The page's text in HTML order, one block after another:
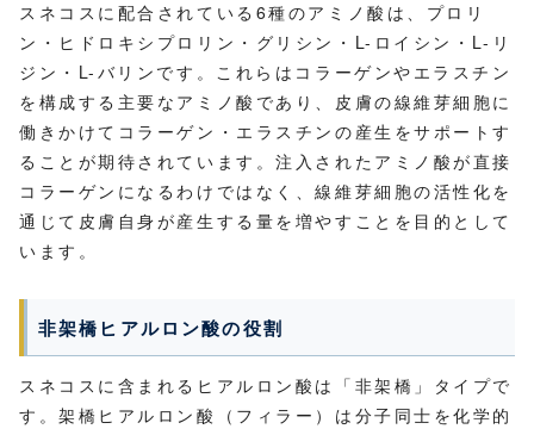
スネコスに配合されている6種のアミノ酸は、プロリ
ン・ヒドロキシプロリン・グリシン・L-ロイシン・L-リ
ジン・L-バリンです。これらはコラーゲンやエラスチン
を構成する主要なアミノ酸であり、皮膚の線維芽細胞に
働きかけてコラーゲン・エラスチンの産生をサポートす
ることが期待されています。注入されたアミノ酸が直接
コラーゲンになるわけではなく、線維芽細胞の活性化を
通じて皮膚自身が産生する量を増やすことを目的として
います。
非架橋ヒアルロン酸の役割
スネコスに含まれるヒアルロン酸は「非架橋」タイプで
す。架橋ヒアルロン酸（フィラー）は分子同士を化学的